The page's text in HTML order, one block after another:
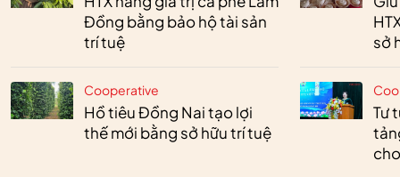
Đồng bằng bảo hộ tài sản
trí tuệ
Cooperative
Hồ tiêu Đồng Nai tạo lợi
thế mới bằng sở hữu trí tuệ
sở
Tư